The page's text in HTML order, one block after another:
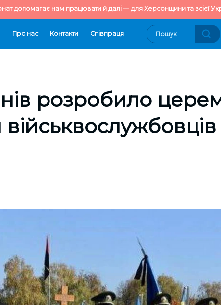
допомагає нам працювати й далі — для Херсонщини та всієї
Про нас Контакти Cпівпраця
розробило